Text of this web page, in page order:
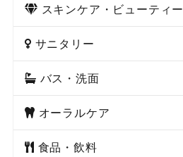
スキンケア・ビューティー
サニタリー
バス・洗面
オーラルケア
食品・飲料